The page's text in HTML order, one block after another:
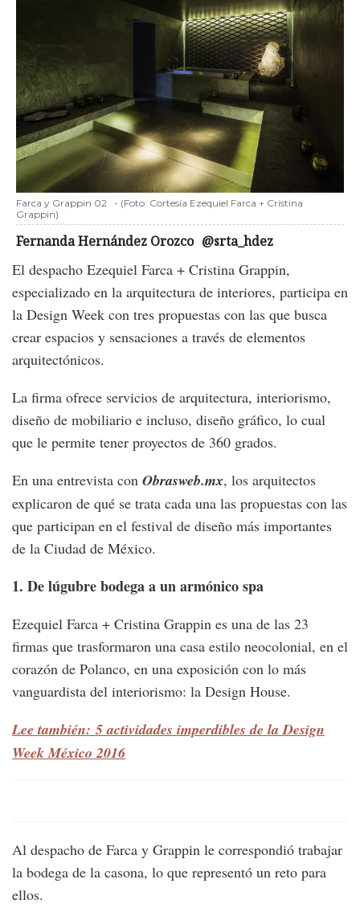
Farca y Grappin 02 - (Foto: Cortesía Ezequiel Farca + Cristina
Grappin)
Fernanda Hernández Orozco @srta_hdez
El despacho Ezequiel Farca + Cristina Grappin,
especializado en la arquitectura de interiores, participa en
la Design Week con tres propuestas con las que busca
crear espacios y sensaciones a través de elementos
arquitectónicos.
La firma ofrece servicios de arquitectura, interiorismo,
diseño de mobiliario e incluso, diseño gráfico, lo cual
que le permite tener proyectos de 360 grados.
En una entrevista con Obrasweb.mx, los arquitectos
explicaron de qué se trata cada una las propuestas con las
que participan en el festival de diseño más importantes
de la Ciudad de México.
1. De lúgubre bodega a un armónico spa
Ezequiel Farca + Cristina Grappin es una de las 23
firmas que trasformaron una casa estilo neocolonial, en el
corazón de Polanco, en una exposición con lo más
vanguardista del interiorismo: la Design House.
Lee también: 5 actividades imperdibles de la Design
Week México 2016
Al despacho de Farca y Grappin le correspondió trabajar
la bodega de la casona, lo que representó un reto para
ellos.